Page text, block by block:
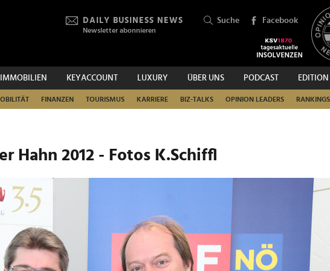
DAILY BUSINESS NEWS
Newsletter abonnieren
Suche Facebook
IMMOBILIEN KEYACCOUNT LUXURY ÜBER UNS PODCAST EDITION
FINANZEN TOURISMUS KARRIERE BIZ-TALKS OPINION LEADERS RANKINGS
SUCHEN
Hahn 2012 - Fotos K.Schiffl